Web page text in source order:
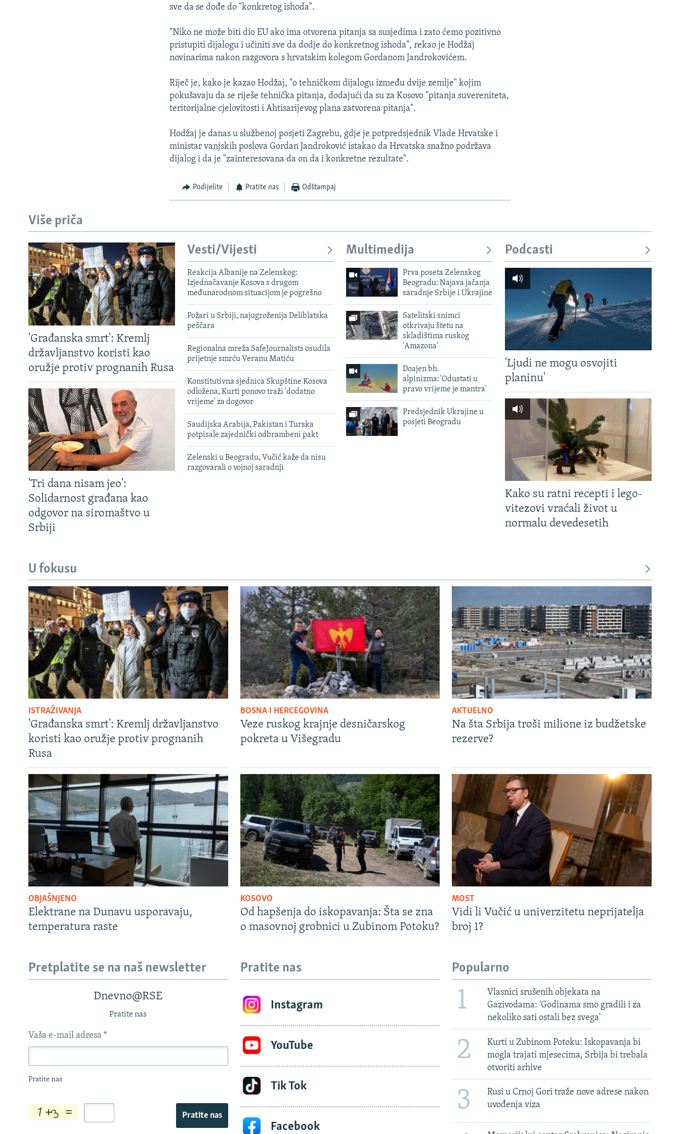
sve da se dođe do "konkretog ishoda".
"Niko ne može biti dio EU ako ima otvorena pitanja sa susjedima i zato ćemo pozitivno
pristupiti dijalogu i učiniti sve da dodje do konkretnog ishoda", rekao je Hodžaj
novinarima nakon razgovora s hrvatskim kolegom Gordanom Jandrokovićem.
Riječ je, kako je kazao Hodžaj, "o tehničkom dijalogu između dvije zemlje" kojim
pokušavaju da se riješe tehnička pitanja, dodajući da su za Kosovo "pitanja suvereniteta,
teritorijalne cjelovitosti i Ahtisarijevog plana zatvorena pitanja".
Hodžaj je danas u službenoj posjeti Zagrebu, gdje je potpredsjednik Vlade Hrvatske i
ministar vanjskih poslova Gordan Jandroković istakao da Hrvatska snažno podržava
dijalog i da je "zainteresovana da on da i konkretne rezultate".
Podijelite Pratite nas Odštampaj
Više priča
'Građanska smrt': Kremlj
državljanstvo koristi kao
oružje protiv prognanih Rusa
'Tri dana nisam jeo':
Solidarnost građana kao
odgovor na siromaštvo u
Srbiji
Vesti/Vijesti
Reakcija Albanije na Zelenskog:
Izjednačavanje Kosova s ​​drugom
međunarodnom situacijom je pogrešno
Požari u Srbiji, najugroženija Deliblatska
peščara
Regionalna mreža SafeJournalists osudila
prijetnje smrću Veranu Matiću
Konstitutivna sjednica Skupštine Kosova
odložena, Kurti ponovo traži 'dodatno
vrijeme' za dogovor
Saudijska Arabija, Pakistan i Turska
potpisale zajednički odbrambeni pakt
Zelenski u Beogradu, Vučić kaže da nisu
razgovarali o vojnoj saradnji
Multimedija
Prva poseta Zelenskog
Beogradu: Najava jačanja
saradnje Srbije i Ukrajine
Satelitski snimci
otkrivaju štetu na
skladištima ruskog
'Amazona'
Doajen bh.
alpinizma: 'Odustati u
pravo vrijeme je mantra'
Predsjednik Ukrajine u
posjeti Beogradu
Podcasti
'Ljudi ne mogu osvojiti
planinu'
Kako su ratni recepti i lego-
vitezovi vraćali život u
normalu devedesetih
U fokusu
ISTRAŽIVANJA
'Građanska smrt': Kremlj državljanstvo
koristi kao oružje protiv prognanih
Rusa
BOSNA I HERCEGOVINA
Veze ruskog krajnje desničarskog
pokreta u Višegradu
AKTUELNO
Na šta Srbija troši milione iz budžetske
rezerve?
OBJAŠNJENO
Elektrane na Dunavu usporavaju,
temperatura raste
KOSOVO
Od hapšenja do iskopavanja: Šta se zna
o masovnoj grobnici u Zubinom Potoku?
MOST
Vidi li Vučić u univerzitetu neprijatelja
broj 1?
Pretplatite se na naš newsletter
Dnevno@RSE
Pratite nas
Vaša e-mail adresa *
Pratite nas
Pratite nas
Pratite nas
Instagram
YouTube
Tik Tok
Facebook
Popularno
1
Vlasnici srušenih objekata na
Gazivodama: 'Godinama smo gradili i za
nekoliko sati ostali bez svega'
2
Kurti u Zubinom Potoku: Iskopavanja bi
mogla trajati mjesecima, Srbija bi trebala
otvoriti arhive
3
Rusi u Crnoj Gori traže nove adrese nakon
uvođenja viza